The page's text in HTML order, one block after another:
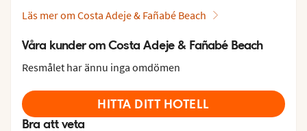
Läs mer om Costa Adeje & Fañabé Beach
Våra kunder om Costa Adeje & Fañabé Beach
Resmålet har ännu inga omdömen
HITTA DITT HOTELL
Bra att veta